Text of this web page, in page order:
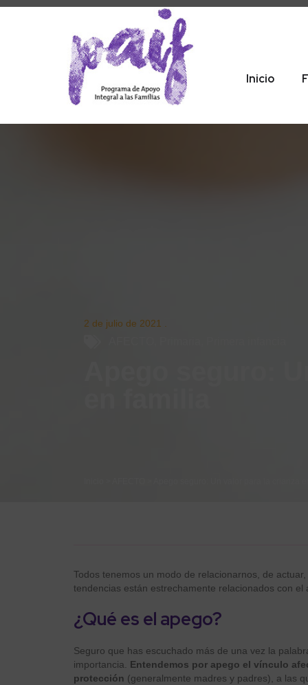
Inicio
2 de julio de 2021
Todos tenemos un modo de relacionarnos, de
tendencias están estrechamente relacionados con el
¿Qué es el apego?
Seguro que has escuchado más de una vez la
importancia. Entendemos por apego el vínculo
protección (generalmente madres y padres), a las